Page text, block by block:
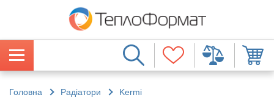
Головна Радіатори Kermi